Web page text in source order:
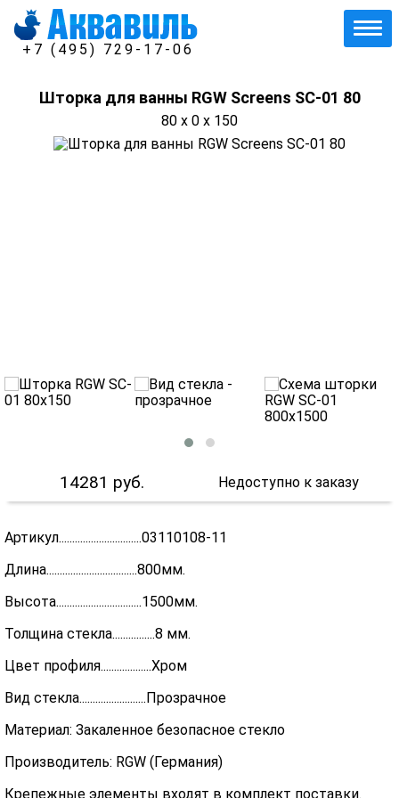
+7 (495) 729-17-06
Шторка для ванны RGW Screens SC-01 80
80 x 0 x 150
14281 руб. Недоступно к заказу
Артикул...............................03110108-11
Длина..................................800мм.
Высота................................1500мм.
Толщина стекла................8 мм.
Цвет профиля...................Хром
Вид стекла.........................Прозрачное
Материал: Закаленное безопасное стекло
Производитель: RGW (Германия)
Крепежные элементы входят в комплект поставки.